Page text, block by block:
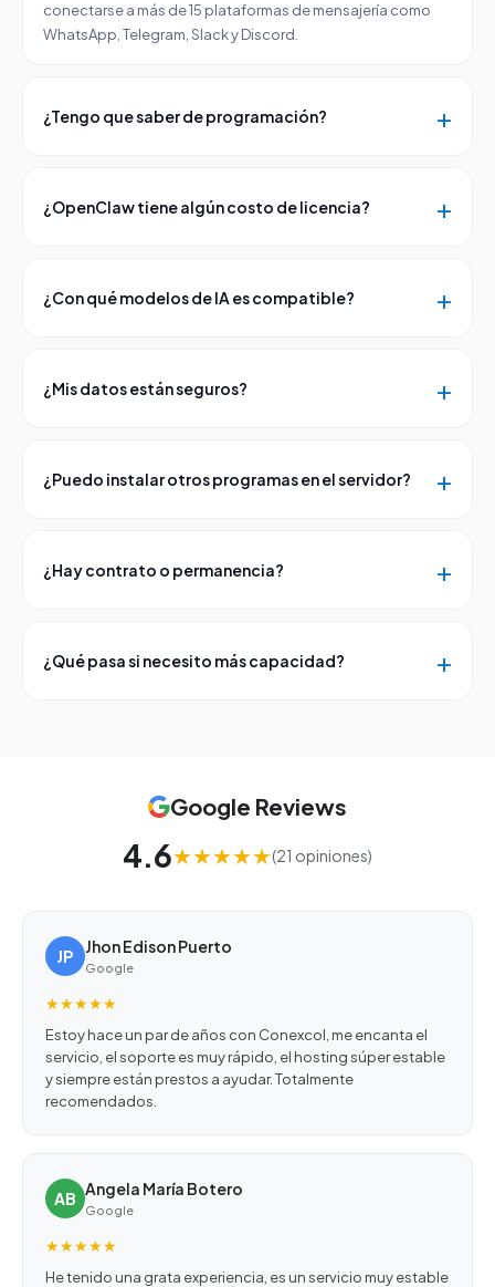
conectarse a más de 15 plataformas de mensajería como
WhatsApp, Telegram, Slack y Discord.
¿Tengo que saber de programación?
¿OpenClaw tiene algún costo de licencia?
¿Con qué modelos de IA es compatible?
¿Mis datos están seguros?
¿Puedo instalar otros programas en el servidor?
¿Hay contrato o permanencia?
¿Qué pasa si necesito más capacidad?
Google Reviews
4.6★★★★★(21 opiniones)
JP Jhon Edison Puerto
Google
★★★★★
Estoy hace un par de años con Conexcol, me encanta el
servicio, el soporte es muy rápido, el hosting súper estable
y siempre están prestos a ayudar. Totalmente
recomendados.
AB Angela María Botero
Google
★★★★★
He tenido una grata experiencia, es un servicio muy estable